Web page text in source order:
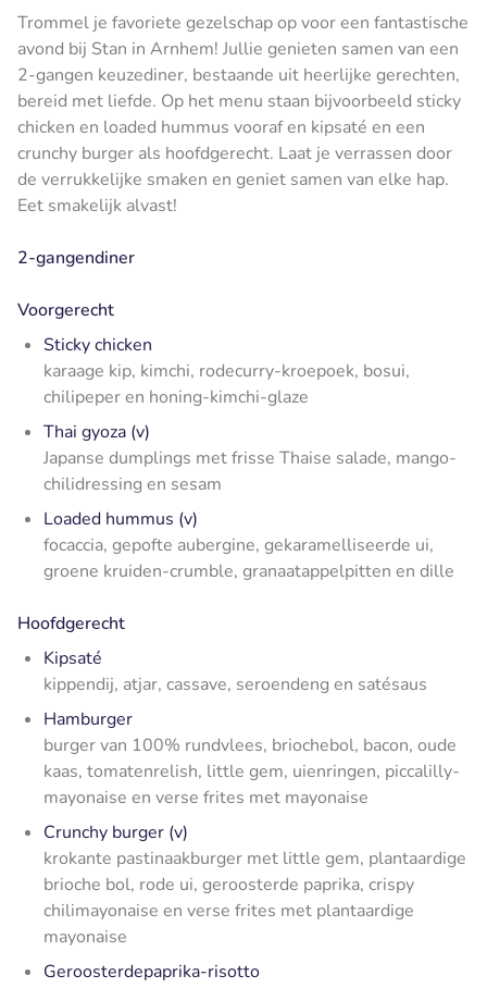
Trommel je favoriete gezelschap op voor een fantastische
avond bij Stan in Arnhem! Jullie genieten samen van een
2-gangen keuzediner, bestaande uit heerlijke gerechten,
bereid met liefde. Op het menu staan bijvoorbeeld sticky
chicken en loaded hummus vooraf en kipsaté en een
crunchy burger als hoofdgerecht. Laat je verrassen door
de verrukkelijke smaken en geniet samen van elke hap.
Eet smakelijk alvast!
2-gangendiner
Voorgerecht
Sticky chicken
karaage kip, kimchi, rodecurry-kroepoek, bosui,
chilipeper en honing-kimchi-glaze
Thai gyoza (v)
Japanse dumplings met frisse Thaise salade, mango-
chilidressing en sesam
Loaded hummus (v)
focaccia, gepofte aubergine, gekaramelliseerde ui,
groene kruiden-crumble, granaatappelpitten en dille
Hoofdgerecht
Kipsaté
kippendij, atjar, cassave, seroendeng en satésaus
Hamburger
burger van 100% rundvlees, briochebol, bacon, oude
kaas, tomatenrelish, little gem, uienringen, piccalilly-
mayonaise en verse frites met mayonaise
Crunchy burger (v)
krokante pastinaakburger met little gem, plantaardige
brioche bol, rode ui, geroosterde paprika, crispy
chilimayonaise en verse frites met plantaardige
mayonaise
Geroosterdepaprika-risotto